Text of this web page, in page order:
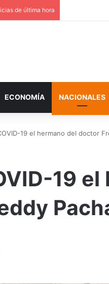
de última hora
ECONOMÍA NACIONALES
19 el hermano del doctor
19
por correo electrónico